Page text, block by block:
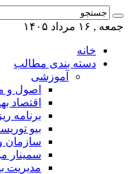
جمعه , ۱۶ مرداد ۱۴۰۵
خانه
دسته بندی مطالب
آموزشی
اصول و
اقتصاد
برنامه
بیو
سازمان
سمینار
مدیریت